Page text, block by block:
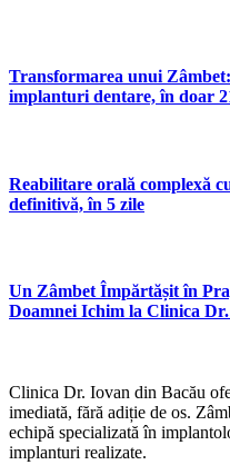
Transformarea unui
implanturi dentare, în doar
Reabilitare orală complexă
definitivă, în 5 zile
Un Zâmbet Împărtășit în
Doamnei Ichim la Clinica
Clinica Dr. Iovan din Bacău
imediată, fără adiție de os.
echipă specializată în
implanturi realizate.